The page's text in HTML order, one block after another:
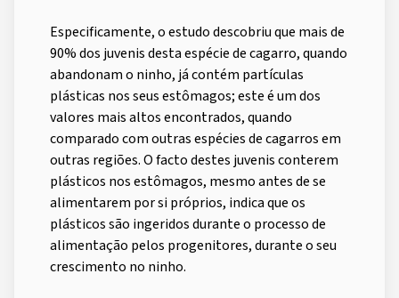
Especificamente, o estudo descobriu que mais de
90% dos juvenis desta espécie de cagarro, quando
abandonam o ninho, já contém partículas
plásticas nos seus estômagos; este é um dos
valores mais altos encontrados, quando
comparado com outras espécies de cagarros em
outras regiões. O facto destes juvenis conterem
plásticos nos estômagos, mesmo antes de se
alimentarem por si próprios, indica que os
plásticos são ingeridos durante o processo de
alimentação pelos progenitores, durante o seu
crescimento no ninho.